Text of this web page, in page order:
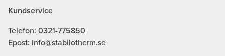
Kundservice
Telefon: 0321-775850
Epost: info@stabilotherm.se